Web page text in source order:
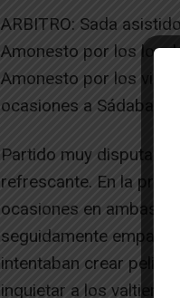
ARBITRO: Sada
Amonesto por los
Amonesto por los
ocasiones a Sádaba
Partido muy disputado
refrescante. En la
ocasiones en ambas
seguidamente empato
intentaban crear
inquietar a los